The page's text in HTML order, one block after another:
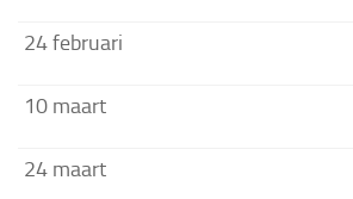
24 februari
10 maart
24 maart